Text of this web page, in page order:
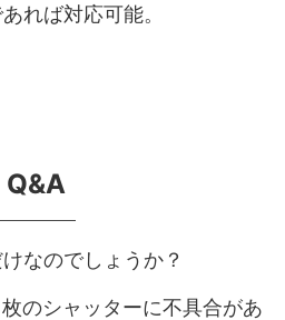
れば対応可能。
Q&A
なのでしょうか？
のシャッターに不具合があ